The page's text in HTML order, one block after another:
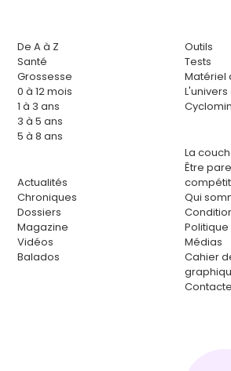
De A à Z
Santé
Grossesse
0 à 12 mois
1 à 3 ans
3 à 5 ans
5 à 8 ans
Actualités
Chroniques
Dossiers
Magazine
Vidéos
Balados
Outils
Tests
Matériel
La
Être
Qui
Médias
Cahier